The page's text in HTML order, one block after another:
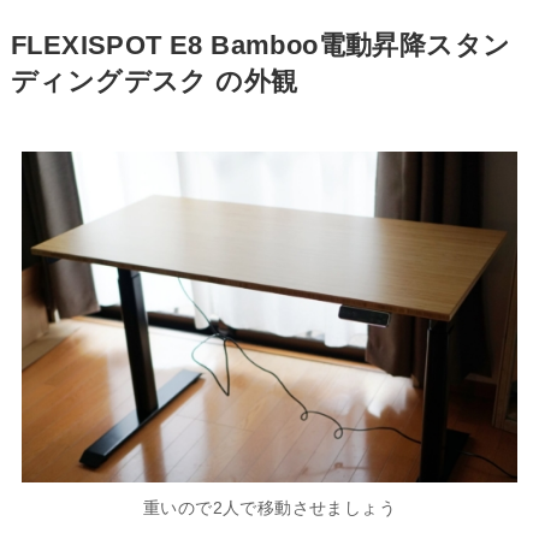
FLEXISPOT E8 Bamboo電動昇降スタン
ディングデスク の外観
重いので2人で移動させましょう